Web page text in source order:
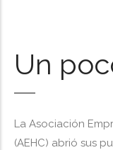
Un
La Asociación
(AEHC) abrió sus